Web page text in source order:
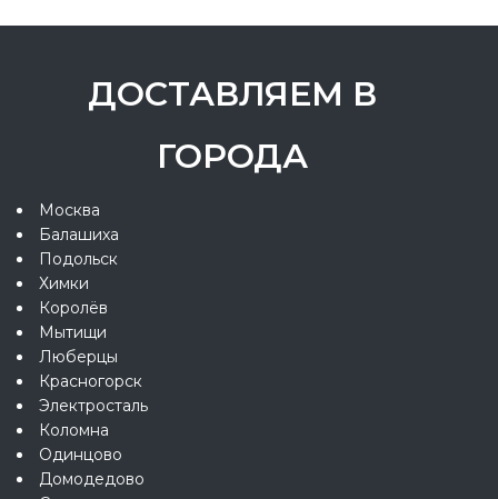
ДОСТАВЛЯЕМ В
ГОРОДА
Москва
Балашиха
Подольск
Химки
Королёв
Мытищи
Люберцы
Красногорск
Электросталь
Коломна
Одинцово
Домодедово